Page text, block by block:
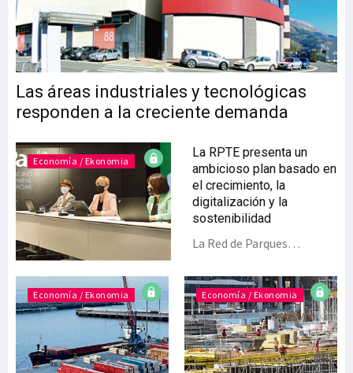
Las áreas industriales y tecnológicas
responden a la creciente demanda
Economía / Ekonomia
La RPTE presenta un
ambicioso plan basado en
el crecimiento, la
digitalización y la
sostenibilidad
La Red de Parques
(RPTE) ha presentado su
Plan Estratégico 2021-
2024, que se apoya en el
crecimiento, la
contribución a los ODS, la
digitalización, la
Economía / Ekonomia Economía / Ekonomia